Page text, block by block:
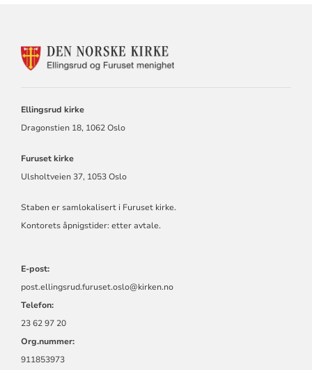
FOR
Ellingsrud kirke
Dragonstien 18, 1062 Oslo
Furuset kirke
Ulsholtveien 37, 1053 Oslo
Staben er samlokalisert i Furuset kirke.
Kontorets åpnigstider: etter avtale.
E-post:
post.ellingsrud.furuset.oslo@kirken.no
Telefon:
23 62 97 20
Org.nummer:
911853973